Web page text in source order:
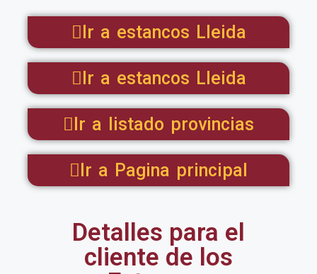
Ir a estancos Lleida
Ir a estancos Lleida
Ir a listado provincias
Ir a Pagina principal
Detalles para el
cliente de los